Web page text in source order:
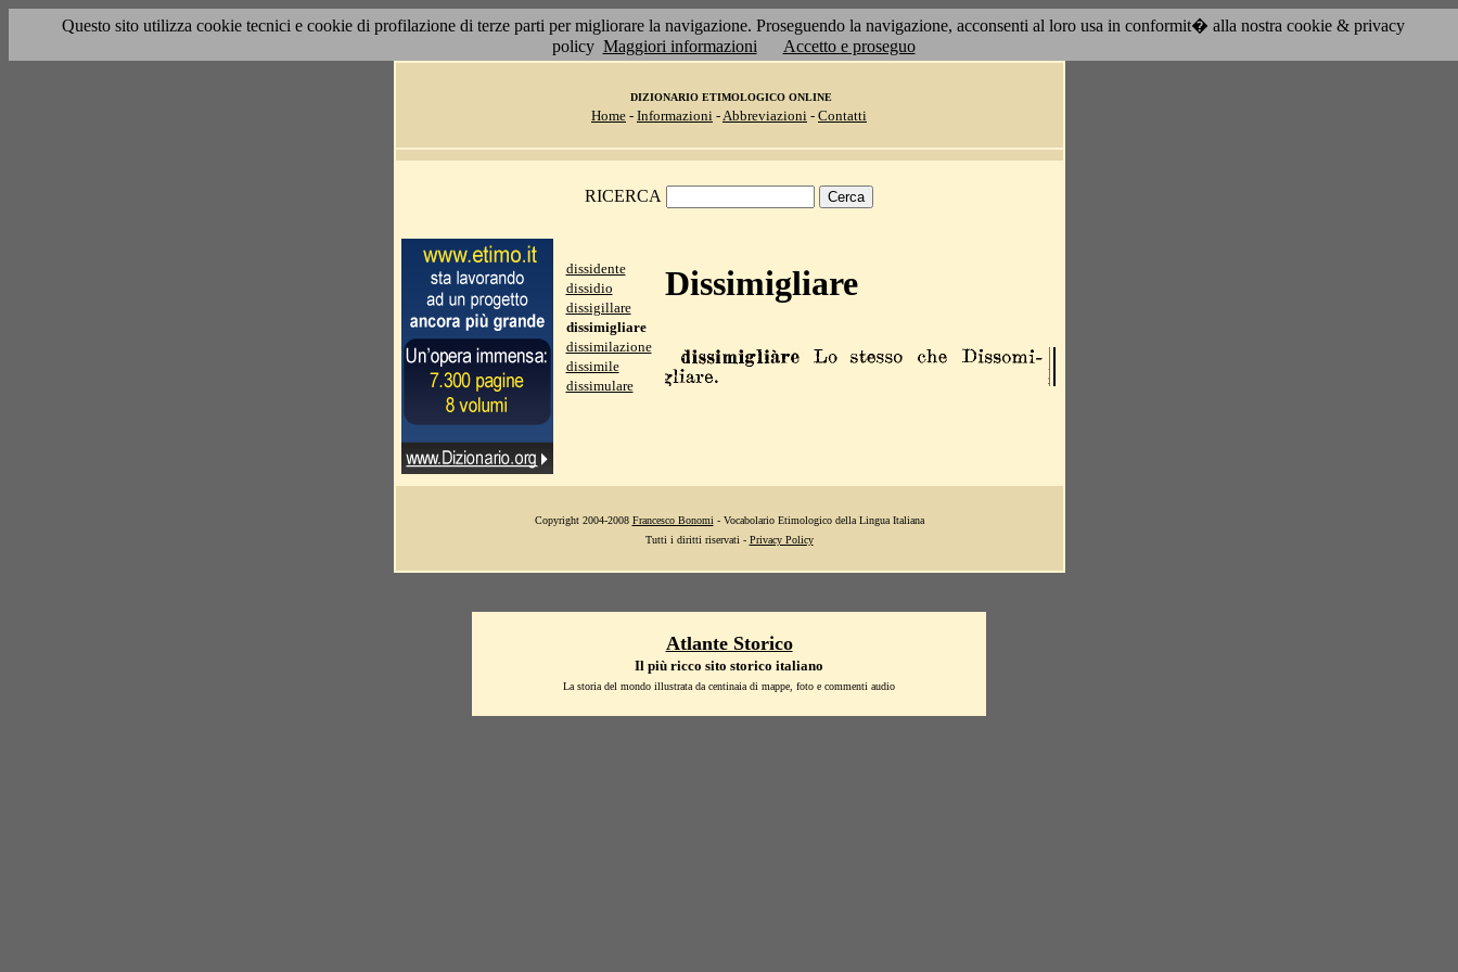
Questo sito utilizza cookie tecnici e cookie di profilazione di terze parti per migliorare la navigazione. Proseguendo la navigazione, acconsenti al loro usa in conformit� alla nostra cookie & privacy
policy Maggiori informazioni Accetto e proseguo
DIZIONARIO ETIMOLOGICO ONLINE
Home - Informazioni -Abbreviazioni - Contatti
RICERCA
dissidente
dissidio
dissigillare
dissimigliare
dissimilazione
dissimile
dissimulare
Dissimigliare
Copyright 2004-2008 Francesco Bonomi - Vocabolario Etimologico della Lingua Italiana
Tutti i diritti riservati - Privacy Policy
Atlante Storico
Il più ricco sito storico italiano
La storia del mondo illustrata da centinaia di mappe, foto e commenti audio